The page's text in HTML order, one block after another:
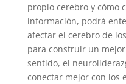
propio cerebro y cómo
información, podrá
afectar el cerebro de
para construir un
sentido, el
conectar mejor con los